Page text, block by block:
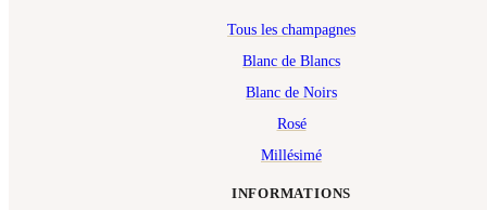
Tous les champagnes
Blanc de Blancs
Blanc de Noirs
Rosé
Millésimé
INFORMATIONS